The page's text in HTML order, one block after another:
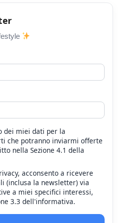
dei miei dati per la
che potranno inviarmi offerte
nella Sezione 4.1 della
acconsento a ricevere
(inclusa la newsletter) via
a miei specifici interessi,
3.3 dell'informativa.